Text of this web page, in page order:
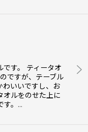
です。 ティータオ
ですが、テーブル
わいいですし、お
オルをのせた上に
す。…